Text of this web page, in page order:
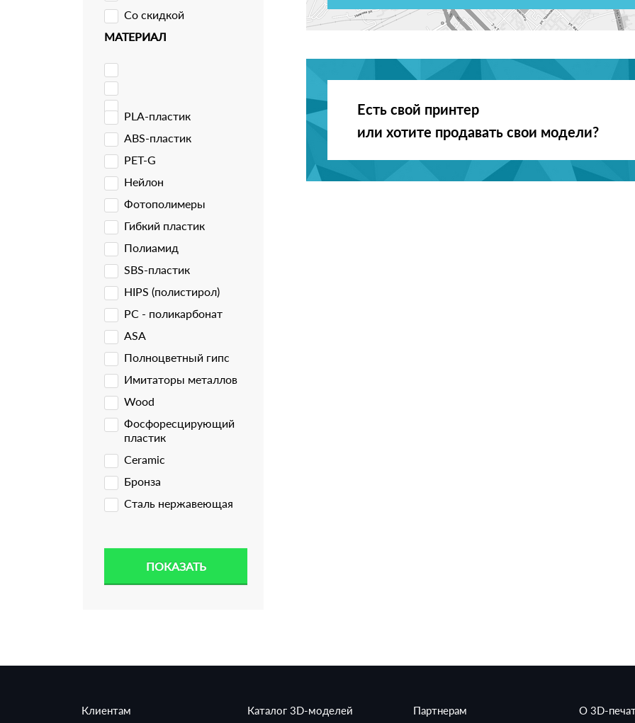
Со скидкой
МАТЕРИАЛ
PLA-пластик
ABS-пластик
PET-G
Нейлон
Фотополимеры
Гибкий пластик
Полиамид
SBS-пластик
HIPS (полистирол)
PC - поликарбонат
ASA
Полноцветный гипс
Имитаторы металлов
Wood
Фосфоресцирующий
пластик
Ceramic
Бронза
Сталь нержавеющая
Есть свой принтер
или хотите продавать свои модели?
Клиентам Каталог 3D-моделей Партнерам О 3D-